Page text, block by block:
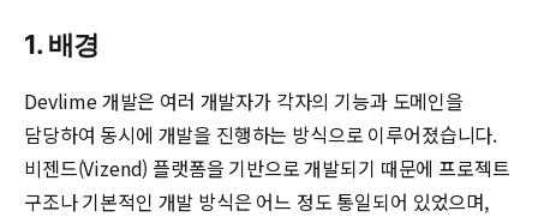
1. 배경
Devlime 개발은 여러 개발자가 각자의 기능과 도메인을
담당하여 동시에 개발을 진행하는 방식으로 이루어졌습니다.
비젠드(Vizend) 플랫폼을 기반으로 개발되기 때문에 프로젝트
구조나 기본적인 개발 방식은 어느 정도 통일되어 있었으며,